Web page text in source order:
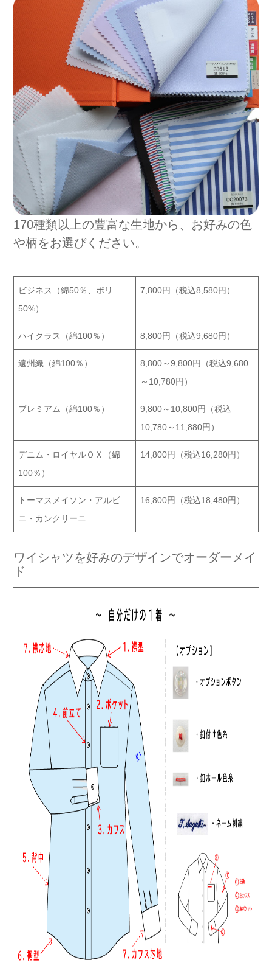
170種類以上の豊富な生地から、お好みの色
や柄をお選びください。
ビジネス（綿50％、ポリ
50%）
7,800円（税込8,580円）
ハイクラス（綿100％） 8,800円（税込9,680円）
遠州織（綿100％）
8,800～9,800円（税込9,680
～10,780円）
プレミアム（綿100％）
9,800～10,800円（税込
10,780～11,880円）
デニム・ロイヤルＯＸ（綿
100％）
14,800円（税込16,280円）
トーマスメイソン・アルビ
ニ・カンクリーニ
16,800円（税込18,480円）
ワイシャツを好みのデザインでオーダーメイ
ド